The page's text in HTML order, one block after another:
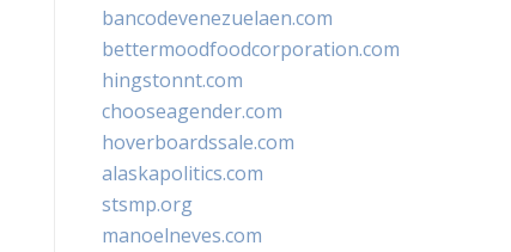
bancodevenezuelaen.com
bettermoodfoodcorporation.com
hingstonnt.com
chooseagender.com
hoverboardssale.com
alaskapolitics.com
stsmp.org
manoelneves.com